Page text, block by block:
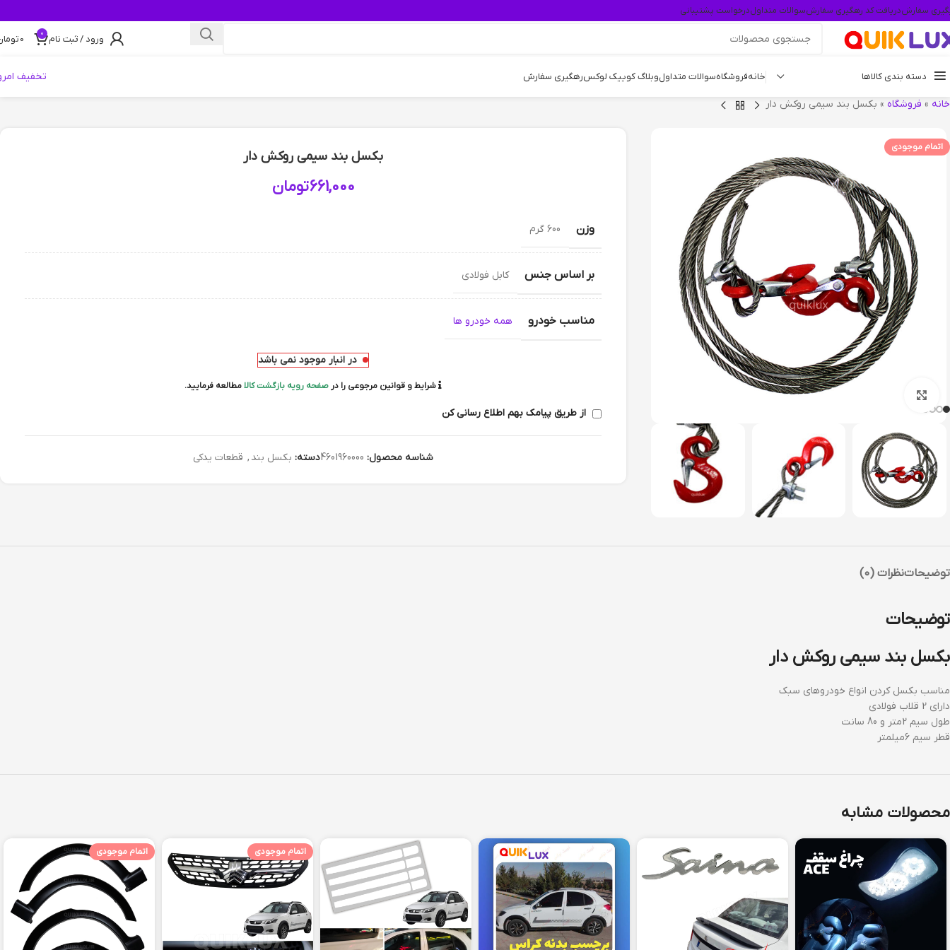
سفارشدریافت کد رهگیری سفارشسوالات متداولدرخواست پشتیبانی
ورود / ثبت نام 0
0
دسته بندی کالاها خانهفروشگاهسوالات متداولوبلاگ کوییک لوکسرهگیری سفارش تخفیف
خانه » فروشگاه » بکسل بند سیمی روکش دار
اتمام موجودی
بکسل بند سیمی روکش دار
661,000تومان
وزن 600 گرم
بر اساس جنس کابل فولادی
مناسب خودرو همه خودرو ها
در انبار موجود نمی باشد
شرایط و قوانین مرجوعی را در صفحه رویه بازگشت کالامطالعه فرمایید.
از طریق پیامک بهم اطلاع رسانی کن
شناسه محصول: 4601960000دسته: بکسل بند , قطعات یدکی
توضیحاتنظرات (0)
توضیحات
بکسل بند سیمی روکش دار
مناسب بکسل کردن انواع خودروهای سبک
دارای 2 قلاب فولادی
طول سیم 2متر و 80 سانت
قطر سیم 6میلمتر
محصولات مشابه
اتمام موجودی اتمام موجودی